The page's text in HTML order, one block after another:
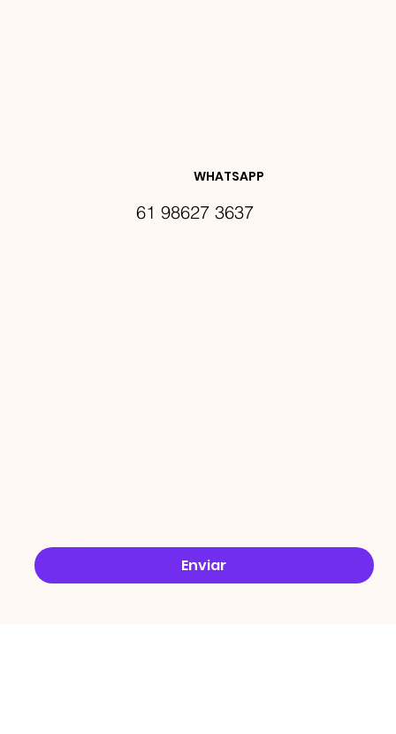
DES E
Enviar
WHATSAPP
61 98627 3637